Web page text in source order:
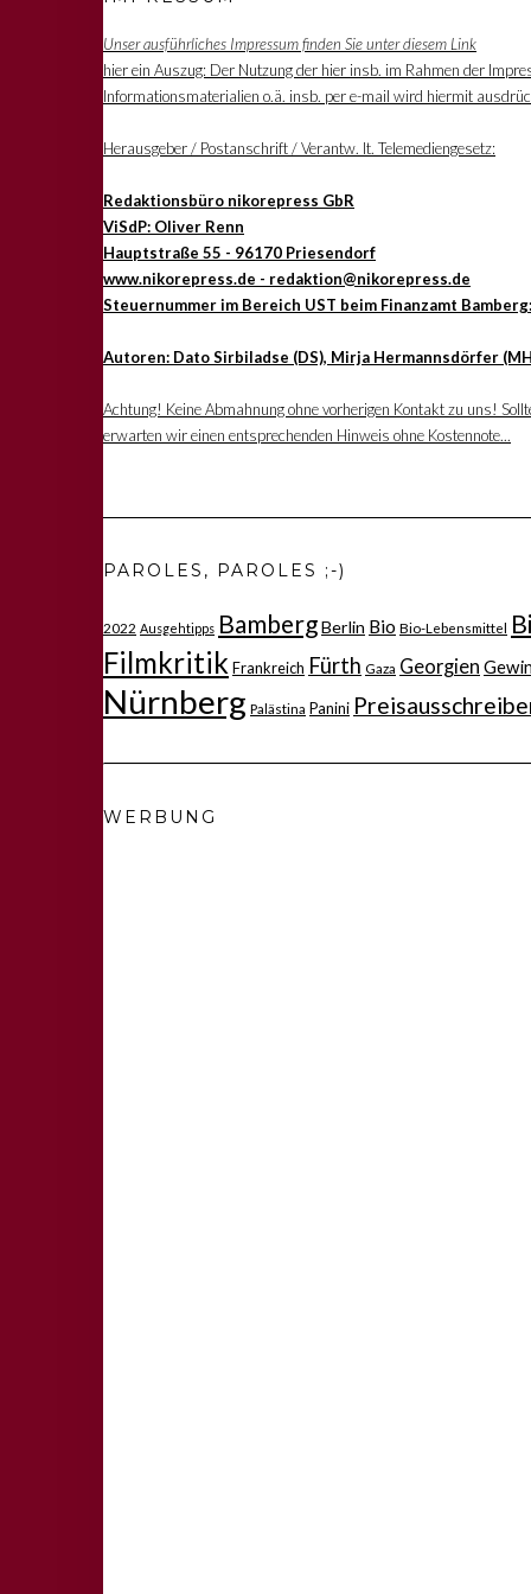
Unser ausführliches Impressum finden Sie unter diesem Link
hier ein Auszug: Der Nutzung der hier insb. im Rahmen der
Informationsmaterialien o.ä. insb. per e-mail wird hiermit
Herausgeber / Postanschrift / Verantw. lt. Telemediengesetz:
Redaktionsbüro nikorepress GbR
ViSdP: Oliver Renn
Hauptstraße 55 - 96170 Priesendorf
www.nikorepress.de - redaktion@nikorepress.de
Steuernummer im Bereich UST beim Finanzamt
Autoren: Dato Sirbiladse (DS), Mirja Hermannsdörfer
Achtung! Keine Abmahnung ohne vorherigen Kontakt zu uns!
erwarten wir einen entsprechenden Hinweis ohne Kostennote...
PAROLES, PAROLES ;-)
2022 Ausgehtipps BambergBerlin Bio Bio-Lebensmittel
Filmkritik Frankreich Fürth Gaza Georgien
Nürnberg Palästina Panini
WERBUNG